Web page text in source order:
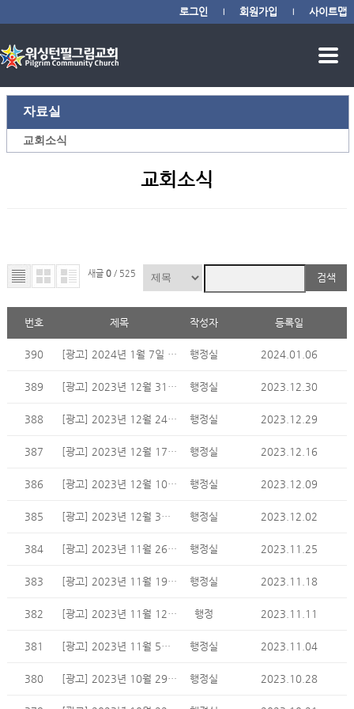
로그인 회원가입 사이트맵
자료실
교회소식
교회소식
새글 0/ 525 검색
번호 제목 작성자 등록일
390 [광고] 2024년 1월 7일 주일 광고 행정실 2024.01.06
389 [광고] 2023년 12월 31일 주일 광고 행정실 2023.12.30
388 [광고] 2023년 12월 24일 주일 광고 행정실 2023.12.29
387 [광고] 2023년 12월 17일 주일 광고 행정실 2023.12.16
386 [광고] 2023년 12월 10일 주일 광고 행정실 2023.12.09
385 [광고] 2023년 12월 3일 주일 광고 행정실 2023.12.02
384 [광고] 2023년 11월 26일 주일 광고 행정실 2023.11.25
383 [광고] 2023년 11월 19일 주일 광고 행정실 2023.11.18
382 [광고] 2023년 11월 12일 주일 광고 행정 2023.11.11
381 [광고] 2023년 11월 5일 주일 광고 행정실 2023.11.04
380 [광고] 2023년 10월 29일 주일 광고 행정실 2023.10.28